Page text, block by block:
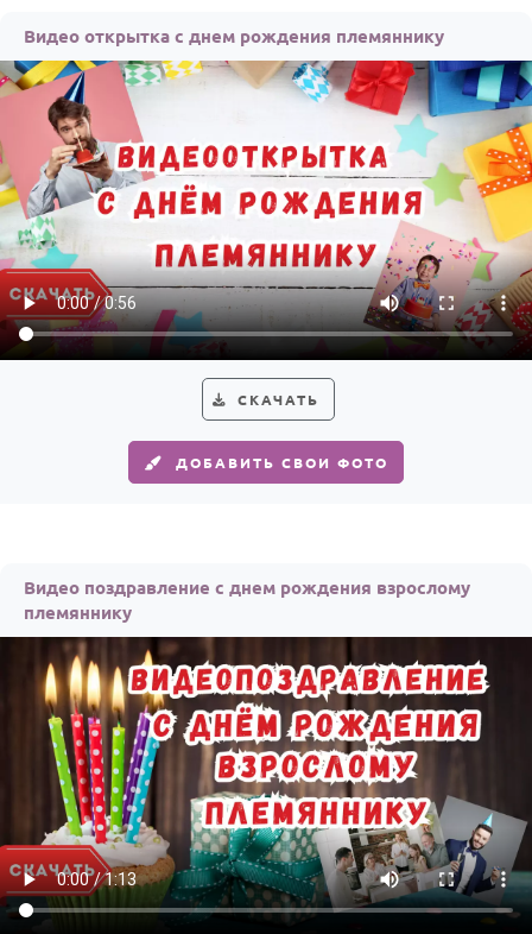
Пожелания
По именам
По годам
Видео открытка с днем рождения племяннику
СКАЧАТЬ
ДОБАВИТЬ СВОИ ФОТО
Видео поздравление с днем рождения взрослому
племяннику